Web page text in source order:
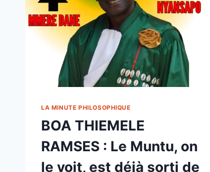
LA MINUTE PHILOSOPHIQUE
BOA THIEMELE
RAMSES : Le Muntu, on
le voit, est déjà sorti de